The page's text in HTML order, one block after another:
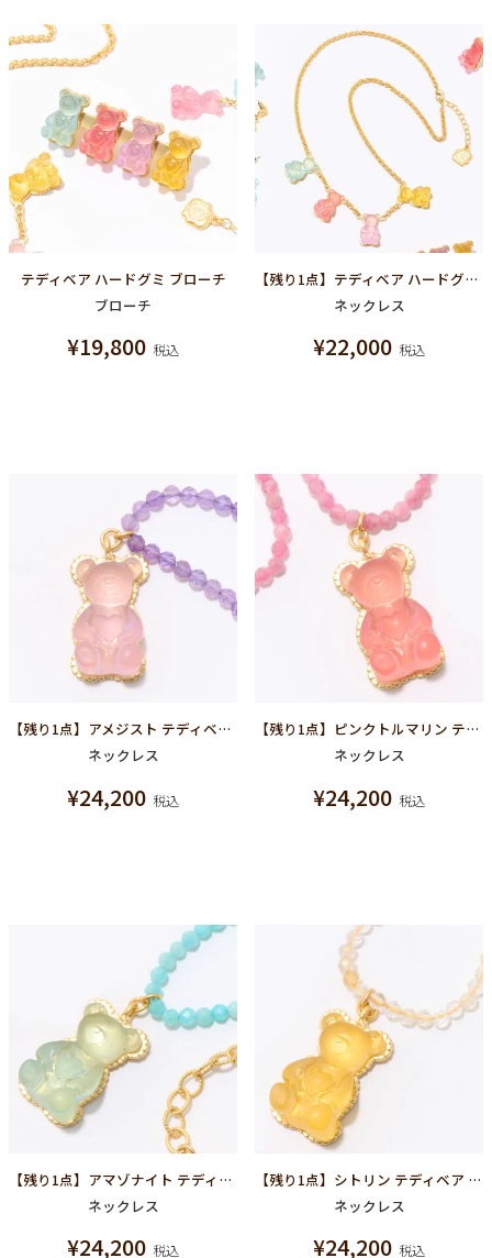
テディベア ハードグミ ブローチ
ブローチ
¥19,800 税込
【残り1点】テディベア ハードグミ ネックレス
ネックレス
¥22,000 税込
【残り1点】アメジスト テディベア ハードグミ ネックレス（グレープ）
ネックレス
¥24,200 税込
【残り1点】ピンクトルマリン テディベア ハードグミ ネックレス（ストロベリー）
ネックレス
¥24,200 税込
【残り1点】アマゾナイト テディベア ハードグミ ネックレス（ソーダ）
ネックレス
¥24,200 税込
【残り1点】シトリン テディベア ハードグミ ネックレス（レモン）
ネックレス
¥24,200 税込